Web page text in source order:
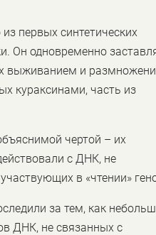
первых синтетических
Он одновременно
выживанием и
кураксинами, часть из
чертой – их
с ДНК, не
в «чтении»
за тем, как
ДНК, не связанных с